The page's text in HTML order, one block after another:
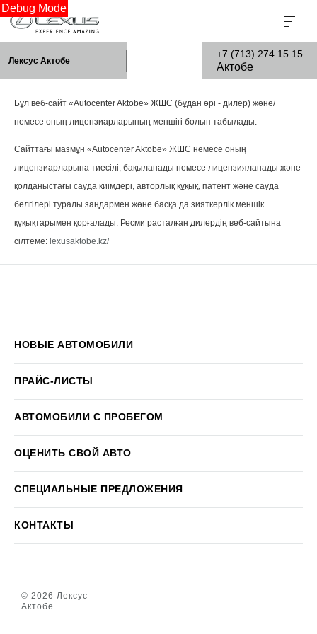
Debug Mode
Лексус Актобе
+7 (713) 274 15 15
Актобе
Бұл веб-сайт «Autocenter Aktobe» ЖШС (бұдан әрі - дилер) және/
немесе оның лицензиарларының меншігі болып табылады.
Сайттағы мазмұн «Autocenter Aktobe» ЖШС немесе оның
лицензиарларына тиесілі, бақыланады немесе лицензияланады және
қолданыстағы сауда киімдері, авторлық құқық, патент және сауда
белгілері туралы заңдармен және басқа да зияткерлік меншік
құқықтарымен қорғалады. Ресми расталған дилердің веб-сайтына
сілтеме: lexusaktobe.kz/
НОВЫЕ АВТОМОБИЛИ
ПРАЙС-ЛИСТЫ
АВТОМОБИЛИ С ПРОБЕГОМ
ОЦЕНИТЬ СВОЙ АВТО
СПЕЦИАЛЬНЫЕ ПРЕДЛОЖЕНИЯ
КОНТАКТЫ
© 2026 Лексус -
Актобе